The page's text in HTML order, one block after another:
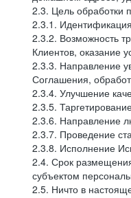
2.3. Цель обработки
2.3.1.
2.3.2. Возможность
Клиентов, оказание
2.3.3. Направление
Соглашения,
2.3.4. Улучшение
2.3.5.
2.3.6. Направление
2.3.7. Проведение
2.3.8. Исполнение
2.4. Срок
субъектом
2.5. Ничто в